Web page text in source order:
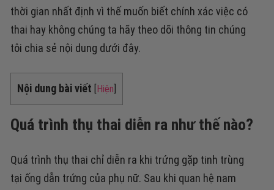
thời gian nhất định vì thế muốn biết chính xác việc có
thai hay không chúng ta hãy theo dõi thông tin chúng
tôi chia sẻ nội dung dưới đây.
Nội dung bài viết Hiện
Quá trình thụ thai diễn ra như thế nào?
Quá trình thụ thai chỉ diễn ra khi trứng gặp tinh trùng
tại ống dẫn trứng của phụ nữ. Sau khi quan hệ nam